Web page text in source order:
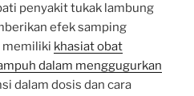
penyakit tukak lambung
efek samping
memiliki khasiat obat
dalam menggugurkan
dalam dosis dan cara